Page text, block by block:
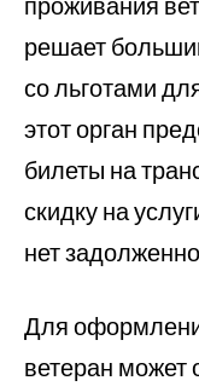
решает
со льготами
этот орган
билеты на
скидку на
нет
Для
ветеран может